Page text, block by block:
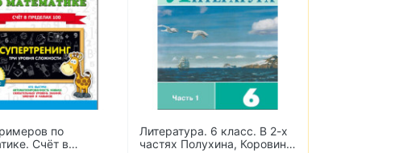
6 класс. В 2-х
Коровина,
Информатика для всех. 2
класс. Рабочая тетрадь. В